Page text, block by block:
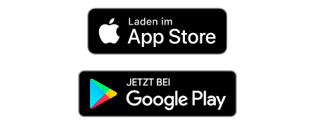
Laden
im
App
Jetzt
Google